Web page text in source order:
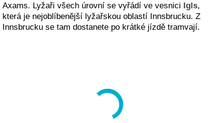
Axams. Lyžaři všech úrovní se vyřádí ve vesnici Igls,
která je nejoblíbenější lyžařskou oblastí Innsbrucku. Z
Innsbrucku se tam dostanete po krátké jízdě tramvají.